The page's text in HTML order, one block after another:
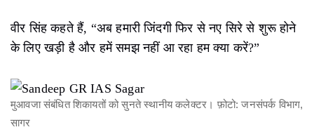
वीर सिंह कहते हैं, “अब हमारी जिंदगी फिर से नए सिरे से शुरू होने
के लिए खड़ी है और हमें समझ नहीं आ रहा हम क्या करें?”
मुआवजा संबंधित शिकायतों को सुनते स्थानीय कलेक्टर। फ़ोटो: जनसंपर्क विभाग,
सागर